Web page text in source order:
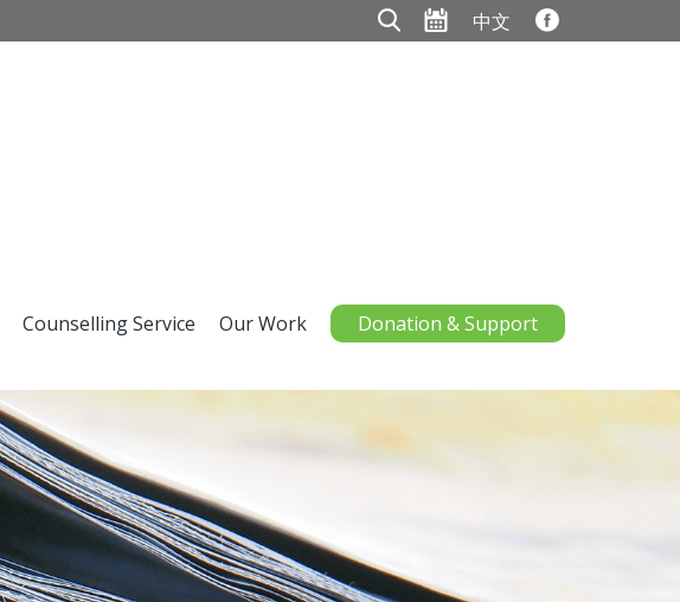
中文
Counselling Service Our Work Donation & Support